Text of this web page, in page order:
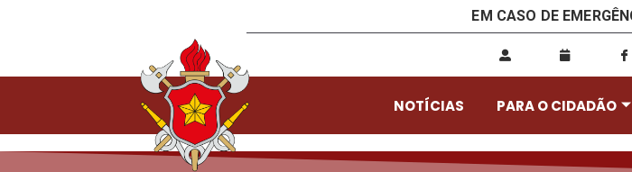
EM CASO DE
NOTÍCIAS PARA O CIDADÃO